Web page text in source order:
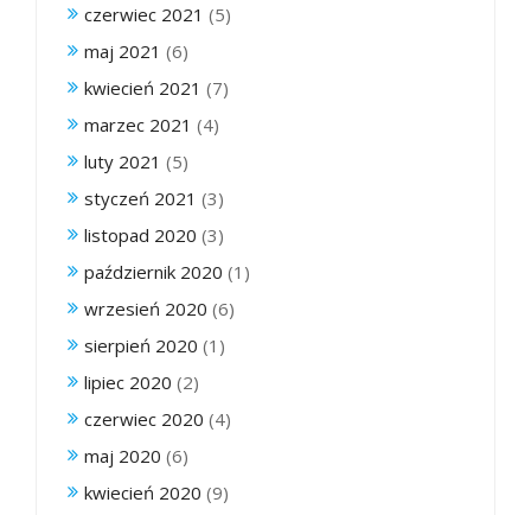
czerwiec 2021 (5)
maj 2021 (6)
kwiecień 2021 (7)
marzec 2021 (4)
luty 2021 (5)
styczeń 2021 (3)
listopad 2020 (3)
październik 2020 (1)
wrzesień 2020 (6)
sierpień 2020 (1)
lipiec 2020 (2)
czerwiec 2020 (4)
maj 2020 (6)
kwiecień 2020 (9)